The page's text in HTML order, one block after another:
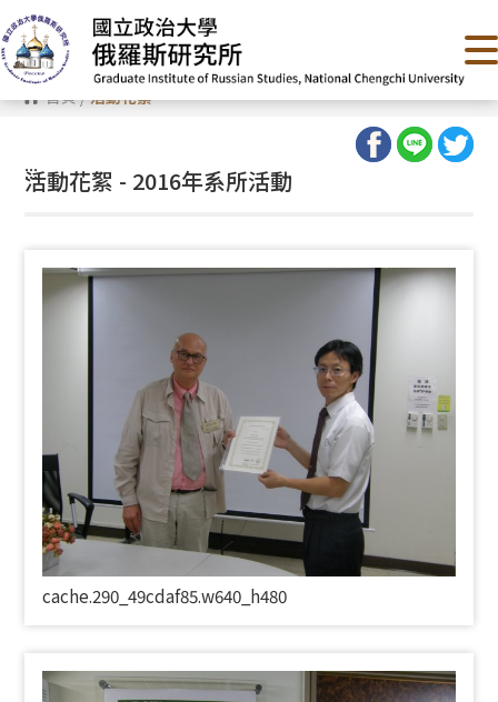
跳
到
主
要
內
容 首頁/活動花絮
:::
活動花絮 - 2016年系所活動
cache.290_49cdaf85.w640_h480